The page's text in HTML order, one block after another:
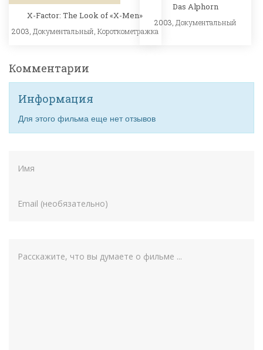
X-Factor: The Look of «X-Men»
2003, Документальный Короткометражка
Das Alphorn
2003,Документальный
Комментарии
Информация
Для этого фильма еще нет отзывов